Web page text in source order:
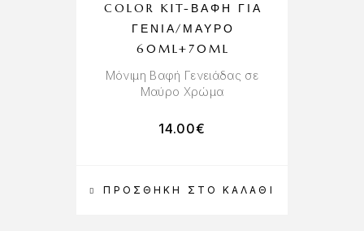
ΠΡΟΣΘΉΚΗ ΣΤΟ ΚΑΛΆΘΙ
COLOR KIT-ΒΑΦΉ ΓΙΑ
ΓΈΝΙΑ/ΜΑΎΡΟ
60ML+70ML
Μόνιμη Βαφή Γενειάδας σε
Μαύρο Χρώμα
14.00€